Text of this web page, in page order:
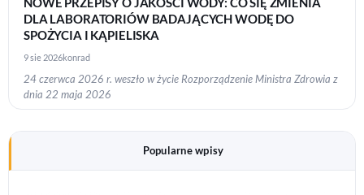
NOWE PRZEPISY O JAKOŚCI WODY: CO SIĘ ZMIENIA
DLA LABORATORIÓW BADAJĄCYCH WODĘ DO
SPOŻYCIA I KĄPIELISKA
9 sie 2026konrad
24 czerwca 2026 r. weszło w życie Rozporządzenie Ministra Zdrowia z
dnia 22 maja 2026
Popularne wpisy